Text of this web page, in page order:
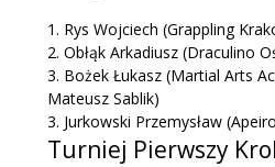
1. Rys Wojciech (Grappling
2. Obłąk Arkadiusz (Draculino
3. Bożek Łukasz (Martial Arts
Mateusz Sablik)
3. Jurkowski Przemysław
Turniej Pierwszy